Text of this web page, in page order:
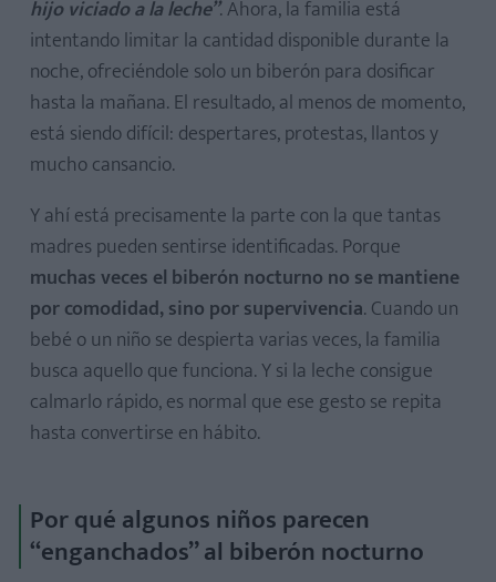
hijo viciado a la leche”. Ahora, la familia está
intentando limitar la cantidad disponible durante la
noche, ofreciéndole solo un biberón para dosificar
hasta la mañana. El resultado, al menos de momento,
está siendo difícil: despertares, protestas, llantos y
mucho cansancio.
Y ahí está precisamente la parte con la que tantas
madres pueden sentirse identificadas. Porque
muchas veces el biberón nocturno no se mantiene
por comodidad, sino por supervivencia. Cuando un
bebé o un niño se despierta varias veces, la familia
busca aquello que funciona. Y si la leche consigue
calmarlo rápido, es normal que ese gesto se repita
hasta convertirse en hábito.
Por qué algunos niños parecen
“enganchados” al biberón nocturno